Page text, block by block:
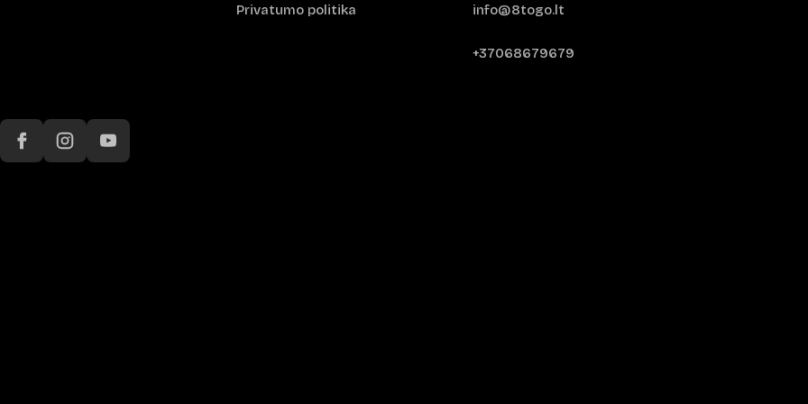
Privatumo politika info@8togo.lt
+37068679679